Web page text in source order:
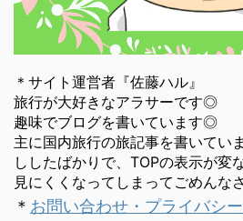
＊サイト運営者『佐藤ハル』
旅行が大好きなアラサーです◎
趣味でブログを書いています◎
主に国内旅行の旅記事を書いてい
ししたばかりで、TOPの表示が変
見にくくなってしまってごめんな
＊ お問い合わせ・プライバシ